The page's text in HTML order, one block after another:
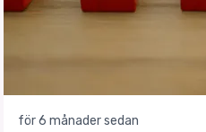
för 6 månader sedan